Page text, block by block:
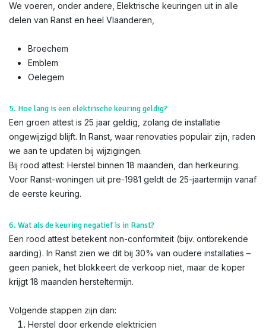
We voeren, onder andere, Elektrische keuringen uit in alle
delen van Ranst en heel Vlaanderen,
Broechem
Emblem
Oelegem
5. Hoe lang is een elektrische keuring geldig?
Een groen attest is 25 jaar geldig, zolang de installatie
ongewijzigd blijft. In Ranst, waar renovaties populair zijn, raden
we aan te updaten bij wijzigingen.
Bij rood attest: Herstel binnen 18 maanden, dan herkeuring.
Voor Ranst-woningen uit pre-1981 geldt de 25-jaartermijn vanaf
de eerste keuring.
6. Wat als de keuring negatief is in Ranst?
Een rood attest betekent non-conformiteit (bijv. ontbrekende
aarding). In Ranst zien we dit bij 30% van oudere installaties –
geen paniek, het blokkeert de verkoop niet, maar de koper
krijgt 18 maanden hersteltermijn.
Volgende stappen zijn dan:
Herstel door erkende elektricien